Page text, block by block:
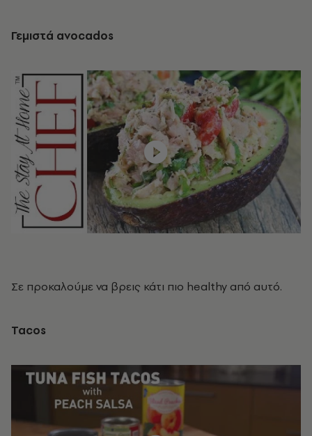
Γεμιστά avocados
Σε προκαλούμε να βρεις κάτι πιο healthy από αυτό.
Tacos